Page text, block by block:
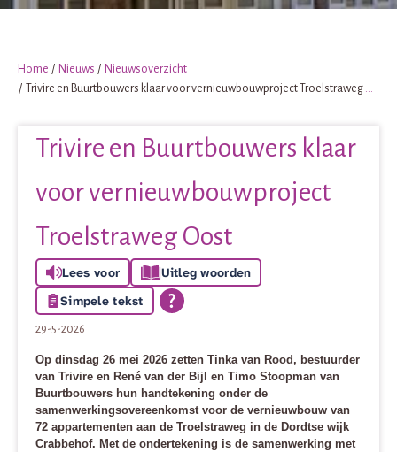
Home Nieuws
Nieuwsoverzicht
Trivire en Buurtbouwers klaar voor vernieuwbouwproject Troelstraweg Oost
Trivire en Buurtbouwers klaar
voor vernieuwbouwproject
Troelstraweg Oost
Lees voor
Uitleg woorden
Simpele tekst
29-5-2026
Op dinsdag 26 mei 2026 zetten Tinka van Rood, bestuurder
van Trivire en René van der Bijl en Timo Stoopman van
Buurtbouwers hun handtekening onder de
samenwerkingsovereenkomst voor de vernieuwbouw van
72 appartementen aan de Troelstraweg in de Dordtse wijk
Crabbehof. Met de ondertekening is de samenwerking met